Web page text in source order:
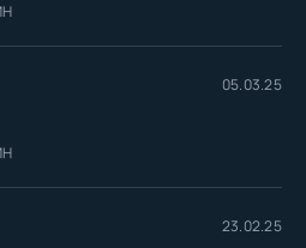
05.03.25
23.02.25